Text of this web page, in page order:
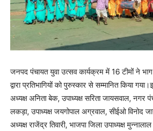
जनपद पंचायत युवा उत्सव कार्यक्रम में 16 टीमों ने
द्वारा प्रतिभागियों को पुरुस्कार से सम्मानित किया
अध्यक्ष अनिता बेक, उपाध्यक्ष सरिता जायसवाल, नगर
लकड़ा, उपाध्यक्ष जयगोपाल अग्रवाल, सीईओ विनोद
अध्यक्ष राजेंद्र तिवारी, भाजपा जिला उपाध्यक्ष